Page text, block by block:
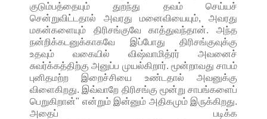
குடும்பத்தையும் துறந்து தவம் செய்யச்
சென்றுவிட்டதால் அவரது மனைவியையும், அவரது
மகன்களையும் திரிசங்குவே காத்துவந்தான். அந்த
நன்றிக்கடனுக்காகவே இப்போது திரிசங்குவுக்கு
உதவும் வகையில் விஷ்வாமித்ரர் அவனைச்
சுவர்க்கத்திற்கு அனுப்ப முயல்கிறார். மூன்றாவது சாபம்
புனிதமற்ற இறைச்சியை உண்டதால் அவனுக்கு
விளைகிறது. இவ்வாறே திரிசங்கு மூன்று சாபங்களைப்
பெறுகிறான்" என்றும் இன்னும் அதிகமும் இருக்கிறது.
அதைப் படிக்க